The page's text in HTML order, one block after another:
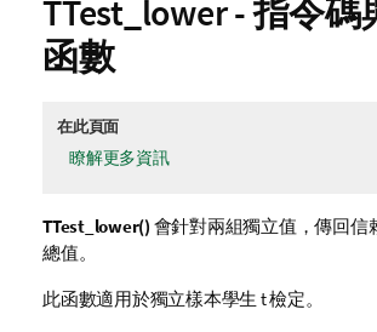
TTest_lower- 指令碼
函數
在此頁面
瞭解更多資訊
TTest_lower() 會針對兩組獨立值，傳回信
總值。
此函數適用於獨立樣本學生 t 檢定。